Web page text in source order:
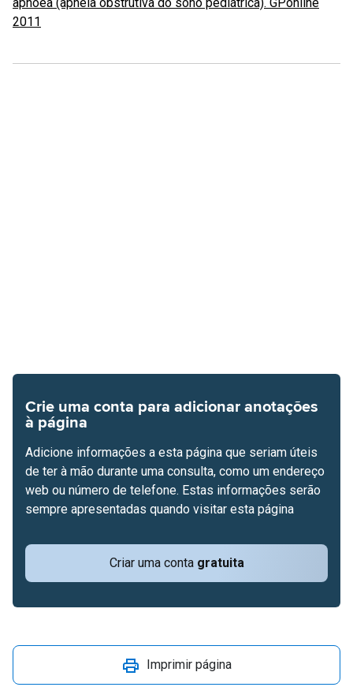
2011
Crie uma conta para adicionar anotações
à página
Criar uma conta gratuita
Adicione informações a esta página que seriam úteis
de ter à mão durante uma consulta, como um endereço
web ou número de telefone. Estas informações serão
sempre apresentadas quando visitar esta página
Imprimir página